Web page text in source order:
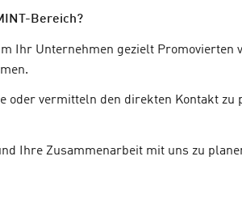
Bereich?
Ihr Unternehmen gezielt Promovierten
oder vermitteln den direkten Kontakt zu
Ihre Zusammenarbeit mit uns zu